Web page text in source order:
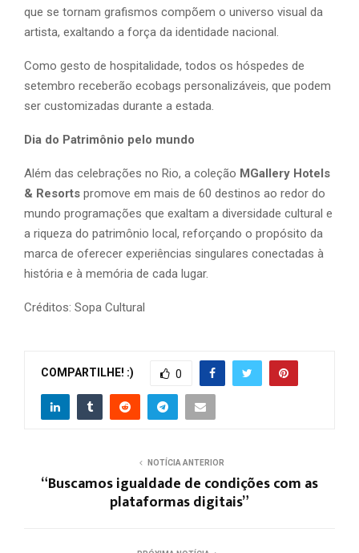
que se tornam grafismos compõem o universo visual da
artista, exaltando a força da identidade nacional.
Como gesto de hospitalidade, todos os hóspedes de
setembro receberão ecobags personalizáveis, que podem
ser customizadas durante a estada.
Dia do Patrimônio pelo mundo
Além das celebrações no Rio, a coleção MGallery Hotels
& Resorts promove em mais de 60 destinos ao redor do
mundo programações que exaltam a diversidade cultural e
a riqueza do patrimônio local, reforçando o propósito da
marca de oferecer experiências singulares conectadas à
história e à memória de cada lugar.
Créditos: Sopa Cultural
COMPARTILHE! :) 0
NOTÍCIA ANTERIOR
“Buscamos igualdade de condições com as
plataformas digitais”